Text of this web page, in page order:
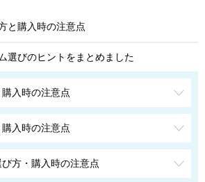
と購入時の注意点
選びのヒントをまとめました
入時の注意点
入時の注意点
方・購入時の注意点